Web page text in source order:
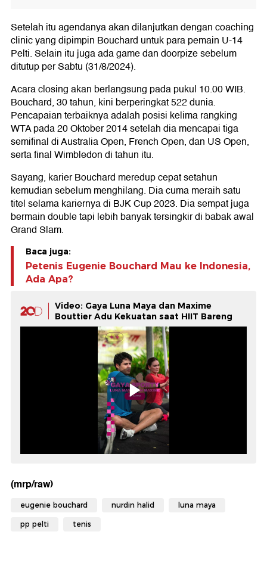
Setelah itu agendanya akan dilanjutkan dengan coaching
clinic yang dipimpin Bouchard untuk para pemain U-14
Pelti. Selain itu juga ada game dan doorpize sebelum
ditutup per Sabtu (31/8/2024).
Acara closing akan berlangsung pada pukul 10.00 WIB.
Bouchard, 30 tahun, kini berperingkat 522 dunia.
Pencapaian terbaiknya adalah posisi kelima rangking
WTA pada 20 Oktober 2014 setelah dia mencapai tiga
semifinal di Australia Open, French Open, dan US Open,
serta final Wimbledon di tahun itu.
Sayang, karier Bouchard meredup cepat setahun
kemudian sebelum menghilang. Dia cuma meraih satu
titel selama kariernya di BJK Cup 2023. Dia sempat juga
bermain double tapi lebih banyak tersingkir di babak awal
Grand Slam.
Baca juga:
Petenis Eugenie Bouchard Mau ke Indonesia,
Ada Apa?
Video: Gaya Luna Maya dan Maxime
Bouttier Adu Kekuatan saat HIIT Bareng
(mrp/raw)
eugenie bouchard nurdin halid luna maya
pp pelti tenis